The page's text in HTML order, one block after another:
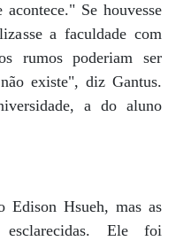
Se houvesse
a faculdade com
rumos poderiam ser
existe", diz Gantus.
a do aluno
Edison Hsueh, mas as
esclarecidas. Ele foi